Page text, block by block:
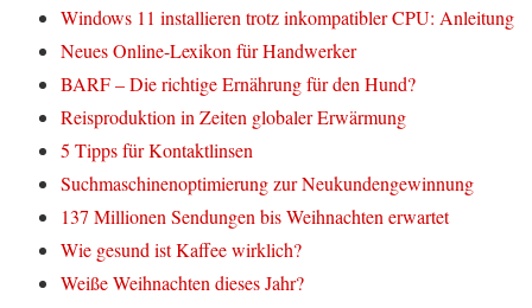
Windows 11 installieren trotz inkompatibler CPU: Anleitung
Neues Online-Lexikon für Handwerker
BARF – Die richtige Ernährung für den Hund?
Reisproduktion in Zeiten globaler Erwärmung
5 Tipps für Kontaktlinsen
Suchmaschinenoptimierung zur Neukundengewinnung
137 Millionen Sendungen bis Weihnachten erwartet
Wie gesund ist Kaffee wirklich?
Weiße Weihnachten dieses Jahr?